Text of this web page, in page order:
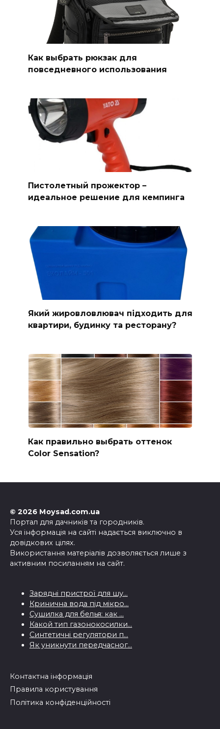
Как выбрать рюкзак для
повседневного использования
Пистолетный прожектор –
идеальное решение для кемпинга
Який жировловлювач підходить для
квартири, будинку та ресторану?
Как правильно выбрать оттенок
Color Sensation?
© 2026 Moysad.com.ua
Портал для дачників та городників.
Уся інформація на сайті надається виключно в
довідкових цілях.
Використання матеріалів дозволяється лише з
активним посиланням на сайт.
Зарядні пристрої для шу...
Кринична вода під мікро...
Сушилка для белья: как ...
Какой тип газонокосилки...
Синтетичні регулятори п...
Як уникнути передчасног...
Контактна інформація
Правила користування
Політика конфіденційності